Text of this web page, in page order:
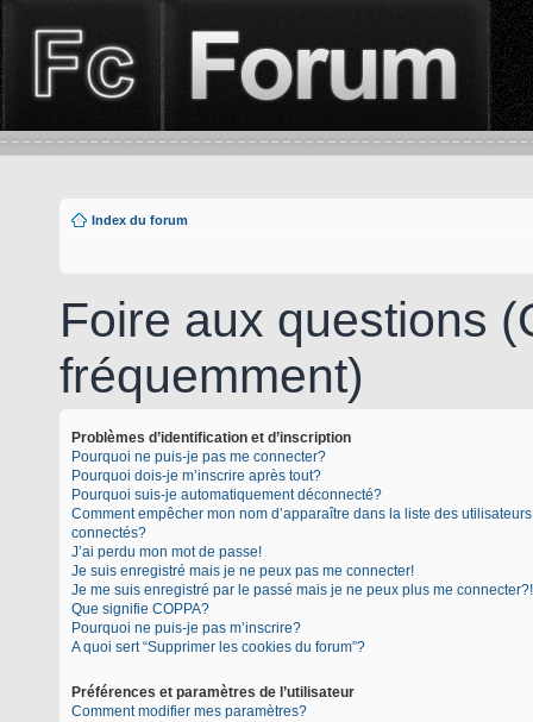
Index du forum
Foire aux questions
fréquemment)
Problèmes d’identification et d’inscription
Pourquoi ne puis-je pas me connecter?
Pourquoi dois-je m’inscrire après tout?
Pourquoi suis-je automatiquement déconnecté?
Comment empêcher mon nom d’apparaître dans la liste des utilisateurs
connectés?
J’ai perdu mon mot de passe!
Je suis enregistré mais je ne peux pas me connecter!
Je me suis enregistré par le passé mais je ne peux plus me connecter?!
Que signifie COPPA?
Pourquoi ne puis-je pas m’inscrire?
A quoi sert “Supprimer les cookies du forum”?
Préférences et paramètres de l’utilisateur
Comment modifier mes paramètres?